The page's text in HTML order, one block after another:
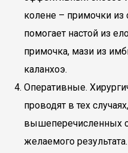
колене – примочки
помогает настой из
примочка, мази из
каланхоэ.
Оперативные.
проводят в тех
вышеперечисленных
желаемого